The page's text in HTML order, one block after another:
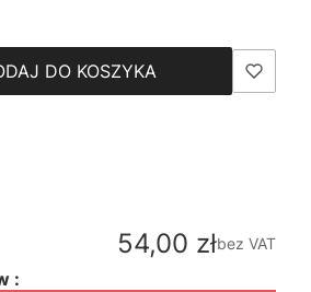
DO KOSZYKA
Cena
54,00 złbez VAT
: